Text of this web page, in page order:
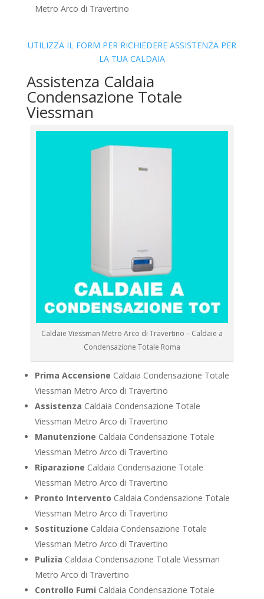
Metro Arco di Travertino
UTILIZZA IL FORM PER RICHIEDERE ASSISTENZA PER
LA TUA CALDAIA
Assistenza Caldaia
Condensazione Totale
Viessman
Caldaie Viessman Metro Arco di Travertino – Caldaie a
Condensazione Totale Roma
Prima Accensione Caldaia Condensazione Totale
Viessman Metro Arco di Travertino
Assistenza Caldaia Condensazione Totale
Viessman Metro Arco di Travertino
Manutenzione Caldaia Condensazione Totale
Viessman Metro Arco di Travertino
Riparazione Caldaia Condensazione Totale
Viessman Metro Arco di Travertino
Pronto Intervento Caldaia Condensazione Totale
Viessman Metro Arco di Travertino
Sostituzione Caldaia Condensazione Totale
Viessman Metro Arco di Travertino
Pulizia Caldaia Condensazione Totale Viessman
Metro Arco di Travertino
Controllo Fumi Caldaia Condensazione Totale